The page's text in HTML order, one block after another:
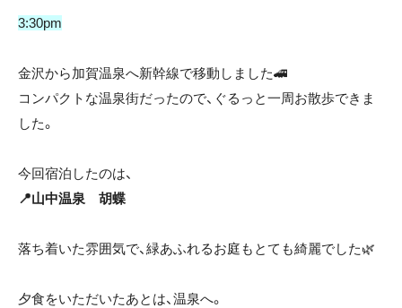
3:30pm
金沢から加賀温泉へ新幹線で移動しました🚄
コンパクトな温泉街だったので、ぐるっと一周お散歩できま
した。
今回宿泊したのは、
📍山中温泉 胡蝶
落ち着いた雰囲気で、緑あふれるお庭もとても綺麗でした🌿
夕食をいただいたあとは、温泉へ。